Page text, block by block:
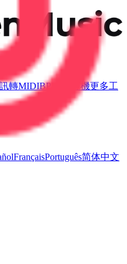
轉MIDIBPM 計算機更多工
FrançaisPortuguês简体中文